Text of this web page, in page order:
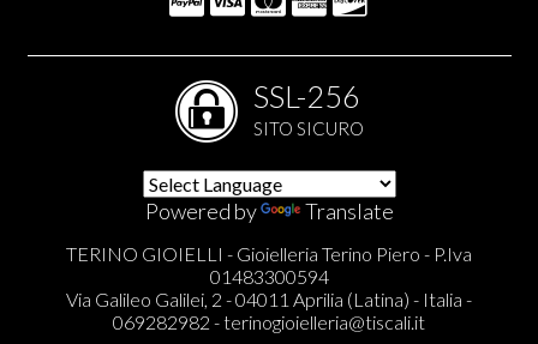
SSL-256
SITO SICURO
Powered by Translate
TERINO GIOIELLI - Gioielleria Terino Piero - P.Iva
01483300594
Via Galileo Galilei, 2 - 04011 Aprilia (Latina) - Italia -
069282982 -terinogioielleria@tiscali.it